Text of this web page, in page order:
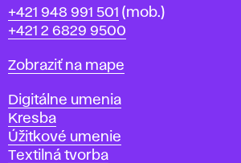
Telefón
+421 948 991 501 (mob.)
+421 2 6829 9500
Mapa
Zobraziť na mape
Katedry
Digitálne umenia
Kresba
Úžitkové umenie
Textilná tvorba